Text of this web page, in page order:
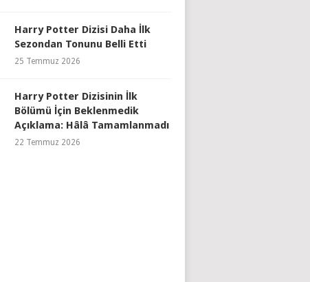
Harry Potter Dizisi Daha İlk
Sezondan Tonunu Belli Etti
25 Temmuz 2026
Harry Potter Dizisinin İlk
Bölümü İçin Beklenmedik
Açıklama: Hâlâ Tamamlanmadı
22 Temmuz 2026